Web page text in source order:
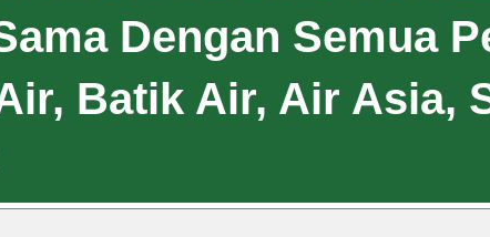
Dengan Semua
Batik Air, Air Asia,